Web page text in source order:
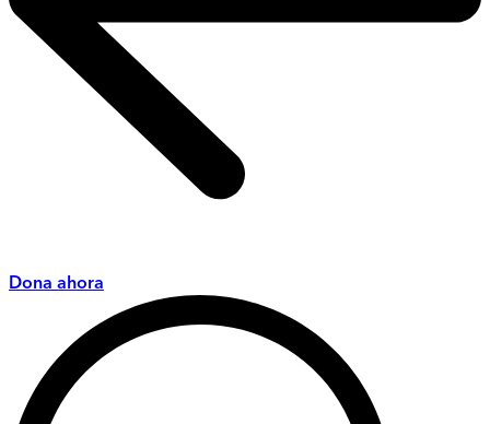
Dona ahora